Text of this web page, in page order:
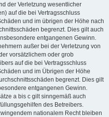
der Verletzung wesentlicher
auf die bei Vertragsschluss
und im übrigen der Höhe nach
begrenzt. Dies gilt auch
entgangenen Gewinn.
außer bei der Verletzung von
vorsätzlichem oder grob
auf die bei Vertragsschluss
und im Übrigen der Höhe
begrenzt. Dies gilt
entgangenen Gewinn.
a bis c gilt sinngemäß auch
des Betreibers.
nationalem Recht bleiben